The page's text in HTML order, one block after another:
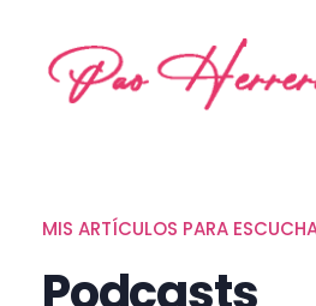
MIS ARTÍCULOS PARA
Podcasts